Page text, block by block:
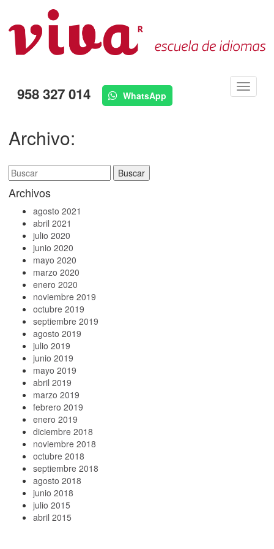
958 327 014 WhatsApp
Menú
Archivo:
Buscar:
Archivos
agosto 2021
abril 2021
julio 2020
junio 2020
mayo 2020
marzo 2020
enero 2020
noviembre 2019
octubre 2019
septiembre 2019
agosto 2019
julio 2019
junio 2019
mayo 2019
abril 2019
marzo 2019
febrero 2019
enero 2019
diciembre 2018
noviembre 2018
octubre 2018
septiembre 2018
agosto 2018
junio 2018
julio 2015
abril 2015